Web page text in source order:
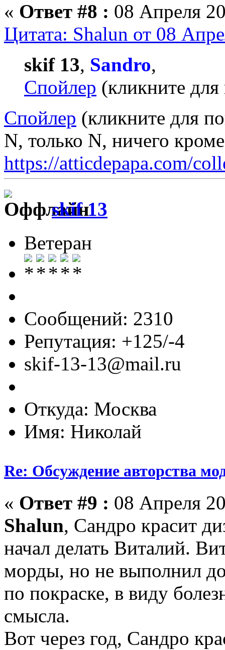
« Ответ #8 : 08 Апреля
Цитата: Shalun от 08
skif 13, Sandro,
Спойлер (кликните
Спойлер (кликните для
N, только N, ничего
https://atticdepapa.com/
skif 13
Ветеран
Сообщений: 2310
Репутация: +125/-4
skif-13-13@mail.ru
Откуда: Москва
Имя: Николай
Re: Обсуждение авторства
« Ответ #9 : 08 Апреля
Shalun, Сандро красит
начал делать Виталий.
морды, но не выполнил до
по покраске, в виду
смысла.
Вот через год, Сандро